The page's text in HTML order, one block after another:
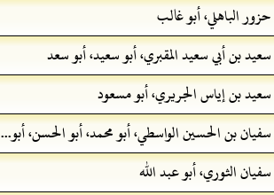
حزور الباهلي، أبو غالب
سعيد بن أبي سعيد المقبري، أبو سعيد، أبو سعد
سعيد بن إياس الجريري، أبو مسعود
سفيان بن الحسين الواسطي، أبو محمد، أبو الحسن، أبو...
سفيان الثوري، أبو عبد الله